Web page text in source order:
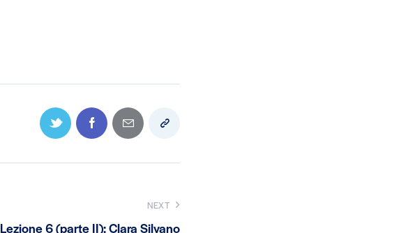
NEXT
Lezione 6 (parte II): Clara Silvano